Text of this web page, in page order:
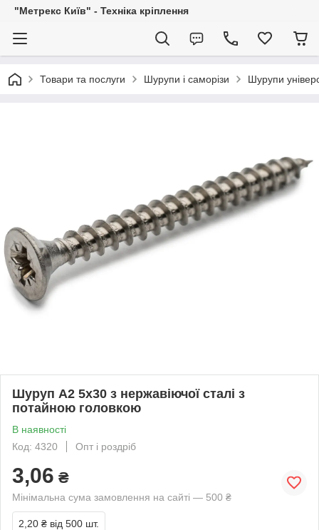
"Метрекс Київ" - Техніка кріплення
Товари та послуги Шурупи і саморізи Шурупи
Шуруп А2 5х30 з нержавіючої сталі з
потайною головкою
В наявності
Код: 4320
Опт і роздріб
3,06 ₴
Мінімальна сума замовлення на сайті — 500 ₴
2,20 ₴ від 500 шт.